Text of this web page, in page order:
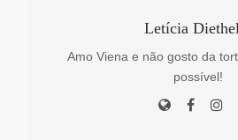
Letícia
Amo Viena e não gosto da
possível!